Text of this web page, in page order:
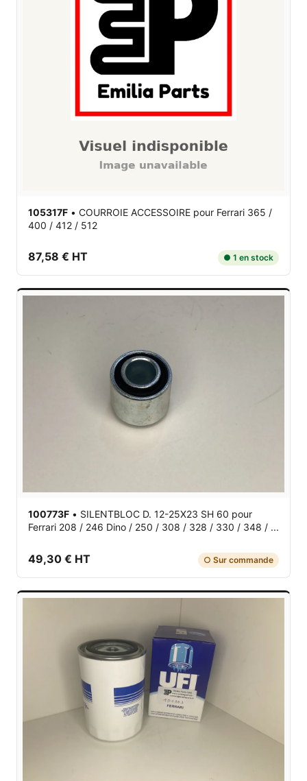
105317F • COURROIE ACCESSOIRE pour Ferrari 365 /
400 / 412 / 512
87,58 € HT ● 1 en stock
100773F • SILENTBLOC D. 12-25X23 SH 60 pour
Ferrari 208 / 246 Dino / 250 / 308 / 328 / 330 / 348 / ...
49,30 € HT ○ Sur commande